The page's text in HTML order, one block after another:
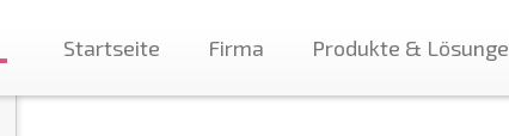
Startseite Firma Produkte &